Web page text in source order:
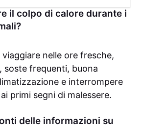
il colpo di calore durante i
nelle ore fresche,
soste frequenti, buona
e interrompere
primi segni di malessere.
delle informazioni su